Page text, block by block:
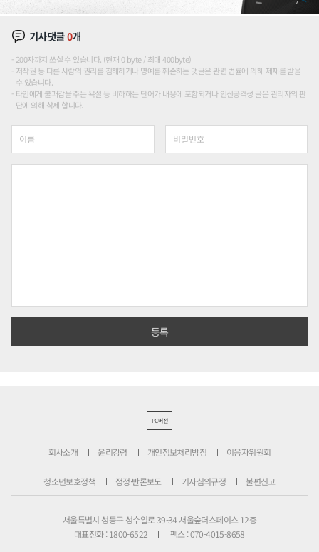
기사댓글0개
200자까지 쓰실 수 있습니다. (현재 0 byte / 최대 400byte)
저작권 등 다른 사람의 권리를 침해하거나 명예를 훼손하는 댓글은 관련 법률에 의해 제재를 받을
수 있습니다.
타인에게 불쾌감을 주는 욕설 등 비하하는 단어가 내용에 포함되거나 인신공격성 글은 관리자의 판
단에 의해 삭제 합니다.
PC버전
회사소개 윤리강령 개인정보처리방침 이용자위원회
청소년보호정책 정정·반론보도 기사심의규정 불편신고
서울특별시 성동구 성수일로 39-34 서울숲더스페이스 12층
대표전화 : 1800-6522
팩스 : 070-4015-8658